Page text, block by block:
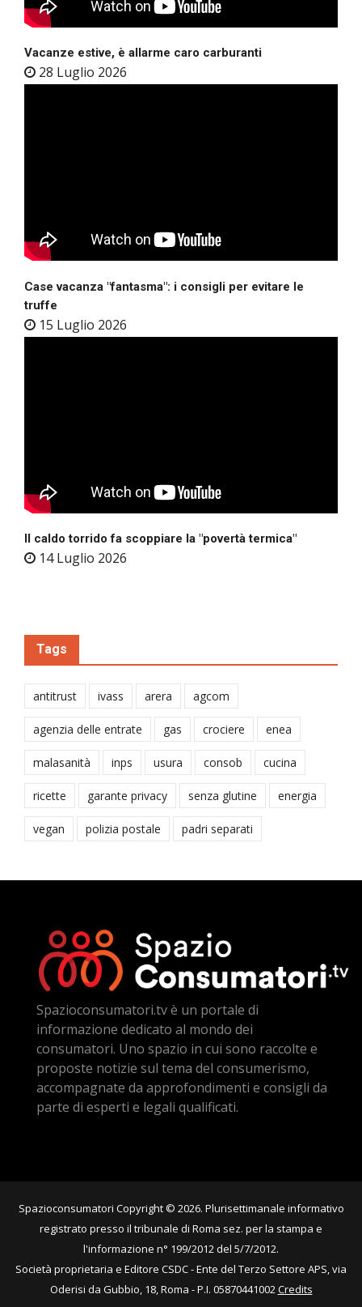
Vacanze estive, è allarme caro carburanti
28 Luglio 2026
Case vacanza "fantasma": i consigli per evitare le
truffe
15 Luglio 2026
Il caldo torrido fa scoppiare la "povertà termica"
14 Luglio 2026
Tags
antitrust ivass arera agcom
agenzia delle entrate gas crociere enea
malasanità inps usura consob cucina
ricette garante privacy senza glutine energia
vegan polizia postale padri separati
Spazioconsumatori.tv è un portale di
informazione dedicato al mondo dei
consumatori. Uno spazio in cui sono raccolte e
proposte notizie sul tema del consumerismo,
accompagnate da approfondimenti e consigli da
parte di esperti e legali qualificati.
Spazioconsumatori Copyright © 2026. Plurisettimanale informativo
registrato presso il tribunale di Roma sez. per la stampa e
l'informazione n° 199/2012 del 5/7/2012.
Società proprietaria e Editore CSDC - Ente del Terzo Settore APS, via
Oderisi da Gubbio, 18, Roma - P.I. 05870441002Credits